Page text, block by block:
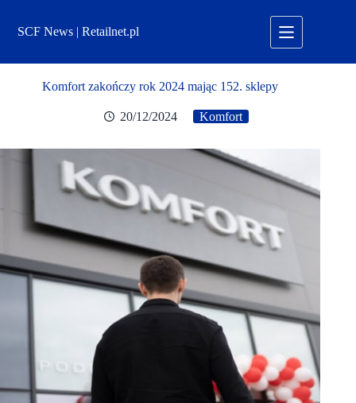
treściSCF News | Retailnet.pl
Komfort zakończy rok 2024 mając 152. sklepy
20/12/2024 Komfort